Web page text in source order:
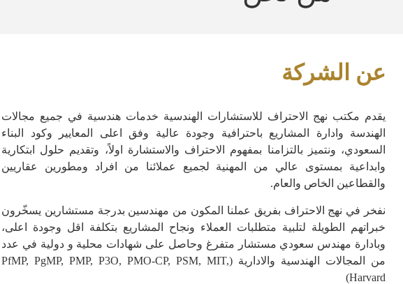
عن الشركة
يقدم مكتب نهج الاحتراف للاستشارات الهندسية خدمات هندسية في جميع مجالات
الهندسة وادارة المشاريع باحترافية وجودة عالية وفق اعلى المعايير وكود البناء
السعودي، ونتميز بالتزامنا بمفهوم الاحتراف والاستشارة اولاً، وتقديم حلول ابتكارية
وابداعية بمستوى عالي من المهنية لجميع عملائنا من افراد ومطورين عقاريين
والقطاعين الخاص والعام.
نفخر في نهج الاحتراف بفريق عملنا المكون من مهندسين بدرجة مستشارين يسخّرون
خبراتهم الطويلة لتلبية متطلبات العملاء ونجاح المشاريع بتكلفة اقل وجودة اعلى،
وبادارة مهندس سعودي مستشار متفرغ وحاصل على شهادات محلية و دولية في عدد
من المجالات الهندسية والادارية (PfMP, PgMP, PMP, P3O, PMO-CP, PSM, MIT,
Harvard)